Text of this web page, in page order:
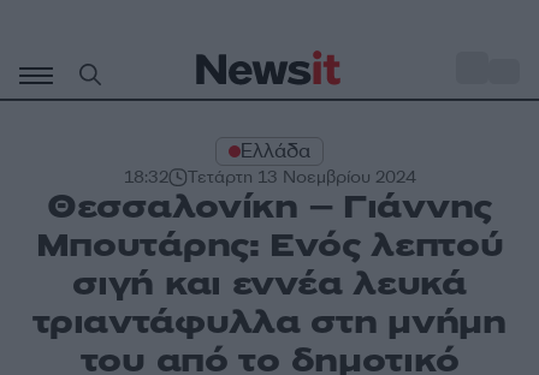
περιεχόμενο
Ελλάδα
18:32 Τετάρτη 13 Νοεμβρίου 2024
Θεσσαλονίκη – Γιάννης
Μπουτάρης: Ενός λεπτού
σιγή και εννέα λευκά
τριαντάφυλλα στη μνήμη
του από το δημοτικό